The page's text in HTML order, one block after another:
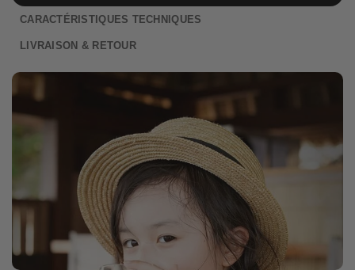
CARACTÉRISTIQUES TECHNIQUES
LIVRAISON & RETOUR